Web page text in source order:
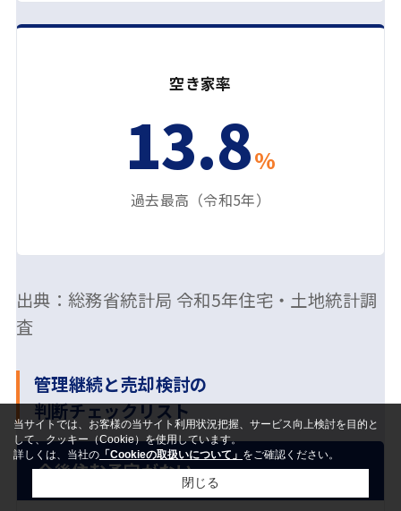
空き家率
13.8%
過去最高（令和5年）
出典：総務省統計局 令和5年住宅・土地統計調
査
管理継続と売却検討の
判断チェックリスト
状況 判断の目安
今後住む予定がない
当サイトでは、お客様の当サイト利用状況把握、サービス向上検討を目的と
して、クッキー（Cookie）を使用しています。
詳しくは、当社の 「Cookieの取扱いについて」 をご確認ください。
閉じる